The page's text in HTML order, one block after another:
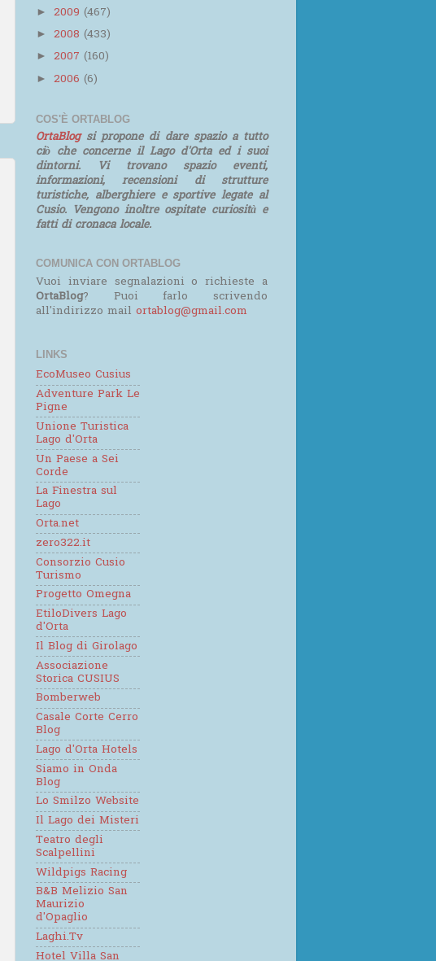
► 2009 (467)
► 2008 (433)
► 2007 (160)
► 2006 (6)
COS'È ORTABLOG
OrtaBlog si propone di dare spazio a tutto
ciò che concerne il Lago d'Orta ed i suoi
dintorni. Vi trovano spazio eventi,
informazioni, recensioni di strutture
turistiche, alberghiere e sportive legate al
Cusio. Vengono inoltre ospitate curiosità e
fatti di cronaca locale.
COMUNICA CON ORTABLOG
Vuoi inviare segnalazioni o richieste a
OrtaBlog? Puoi farlo scrivendo
all'indirizzo mail ortablog@gmail.com
LINKS
EcoMuseo Cusius
Adventure Park Le
Pigne
Unione Turistica
Lago d'Orta
Un Paese a Sei
Corde
La Finestra sul
Lago
Orta.net
zero322.it
Consorzio Cusio
Turismo
Progetto Omegna
EtiloDivers Lago
d'Orta
Il Blog di Girolago
Associazione
Storica CUSIUS
Bomberweb
Casale Corte Cerro
Blog
Lago d'Orta Hotels
Siamo in Onda
Blog
Lo Smilzo Website
Il Lago dei Misteri
Teatro degli
Scalpellini
Wildpigs Racing
B&B Melizio San
Maurizio
d'Opaglio
Laghi.Tv
Hotel Villa San